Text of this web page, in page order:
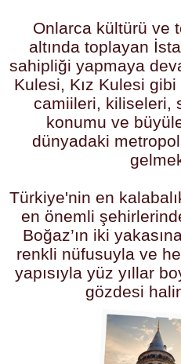
Onlarca kültürü ve
altında toplayan
sahipliği yapmaya
Kulesi, Kız Kulesi gibi
camiileri, kiliseleri,
konumu ve
dünyadaki
Türkiye'nin en
en önemli
Boğaz’ın iki
renkli nüfusuyla ve
yapısıyla yüz yıllar
gözdesi